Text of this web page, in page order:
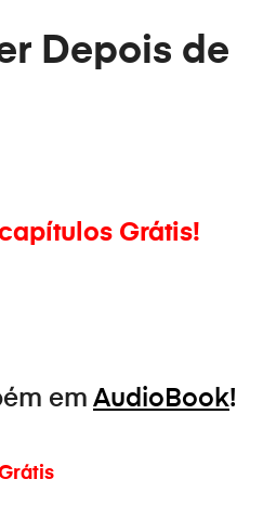
Depois de
Grátis!
em AudioBook!